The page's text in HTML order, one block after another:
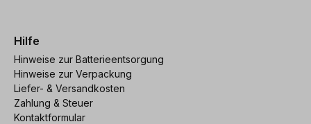
Hilfe
Hinweise zur Batterieentsorgung
Hinweise zur Verpackung
Liefer- & Versandkosten
Zahlung & Steuer
Kontaktformular